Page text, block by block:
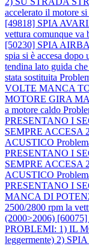
accelerato il motore
[49818] SPIA
vettura comunque va
[50230] SPIA
spia si è accesa
tendina lato guida
stata sostituita
VOLTE MANCA
MOTORE GIRA
a motore caldo
PRESENTANO I
SEMPRE
ACUSTICO
PRESENTANO I
SEMPRE
ACUSTICO
PRESENTANO I
MANCA DI
2500/2800 rpm la
(2000>2006)
PROBLEMI: 1) IL
leggermente) 2)